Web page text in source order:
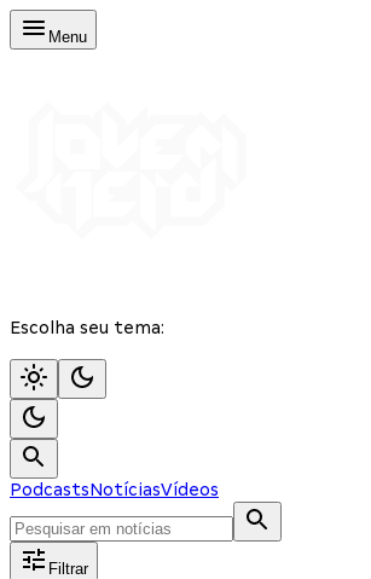
Menu
Escolha seu tema:
PodcastsNotíciasVídeos
Filtrar